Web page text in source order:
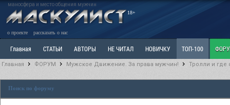
маносфера и место общения мужчин
18+
о проекте рассказать о нас
Главная СТАТЬИ АВТОРЫ НЕ ЧИТАЛ НОВИЧКУ ТОП-100
Ветка: Расстаюсь или Развожусь. САНЧАС Ветка: Наболевшее. Выскажись!
РАЗДЕЛ: Разное
Главная ФОРУМ Мужское Движение. За права мужчин! Тролли и где
Поиск по форуму